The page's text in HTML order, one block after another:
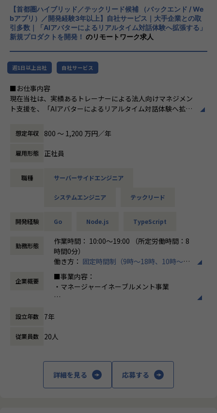
算定や見積作成、契約書管理などの機能を実装します。
■プロジェクトの魅力
・深層学習を用いた大規模なデータ分析
・LLMを用いた一般顧客向けの不動産に関する質問を回答で
きるChatUI
・アジャイルやモダンなWeb技術を活用したプロジェクト
・リモートワークでの開発
【 マルチモーダルAIプラットフォーム開発 】
技術スタック：TypeScript/Vue.js、Python/FastAPI、Open
AI API、AWS、Docker
マイクロサービスとして統合し、チャットボット・議事録自
る“共通 AI 基盤”を構築するプロジェクトです。
・社内ドキュメントをベクトル DB 化して検索拡張生成（RA
・AIコーディングエージェントを活用した開発
その他、Java,PHP,Ruby,Python,TypeScript,AWS,GCP,AIな
どの技術スタックのプロジェクト多数。希望やスキルアップ
戦略に合わせてアサインプロジェクトを決定します。
■【【仕事のやりがい】】
【TechFirst Leadersが提供できること】
■全員が“技術者”だからこそ実現できる、最速の成長環境
・月1回、開発歴25年以上のCEOによる1on1メンタリング
能
■エンジニアの「学びたい」を全力サポート
料・技術書籍代）を全額負担
・社員の声を起点に、制度が日々アップデートされていく文
【首都圏ハイブリッド／テックリード候補 （バックエンド / We
bアプリ）／開発経験3年以上】自社サービス｜大手企業との取
引多数｜「AIアバターによるリアルタイム対話体験へ拡張する」
新規プロダクトを開発！ のリモートワーク求人
週1日以上出社 自社サービス
■お仕事内容
現在当社は、実績あるトレーナーによる法人向けマネジメン
ト支援を、「AIアバターによるリアルタイム対話体験へ拡張
新規プロダクトを開発中です。
これは当社の次の事業の大きな柱として位置づけており、シ
ェア獲得を見据えた戦略案件です。
グの構造化・可視化・レポーティングまでを
現在、Vercel AI SDK を中核としたマルチエージェント基盤
・リアルタイムAPI／WebSocket での対話制御
・対話データの SQL への保存
まで到達しています。
ここから実運用レベルの拡張・高速化・堅牢化を牽引いただ
けるテックリード候補を募集します！
※体験品質が極めて重要（話していて気持ちいい・頼れるア
推論処理の重さへの対応、品質評価の仕組み、対話データの
可視化・レポート活用がメインの検討領域となります。
＜具体的な業務イメージ＞
・リアルタイム通信・非同期処理・スケーラビリティの改善
・データモデル/スキーマ設計、ログ整備、レポーティング基
想定年収 800 〜 1,200 万円／年
雇用形態 正社員
職種 サーバーサイドエンジニア
システムエンジニア テックリード
開発経験 Go Node.js TypeScript
勤務形態
作業時間： 10:00～19:00 （所定労働時間：8
時間0分）
働き方： 固定時間制（9時～18時、10時～19
時など）
時間外労働の有無： 有（月平均10時間～20
時間）
企業概要
■事業内容：
・マネージャーイネーブルメント事業
マネージャー向けマネジメントトレーニング
しています。当社のミッション「マネジメン
※サービス開始5年で170社以上、2,000名以
上の経営者や管理職に向けての導入実績があ
設立年数 7年
従業員数 20人
詳細を見る 応募する